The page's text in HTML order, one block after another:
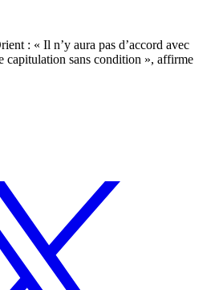
: « Il n’y aura pas d’accord avec
capitulation sans condition », affirme